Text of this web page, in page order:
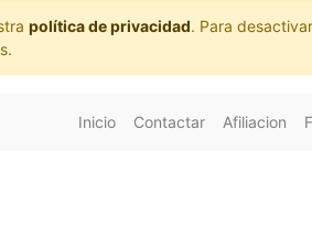
política de privacidad. Para
Inicio Contactar Afiliacion